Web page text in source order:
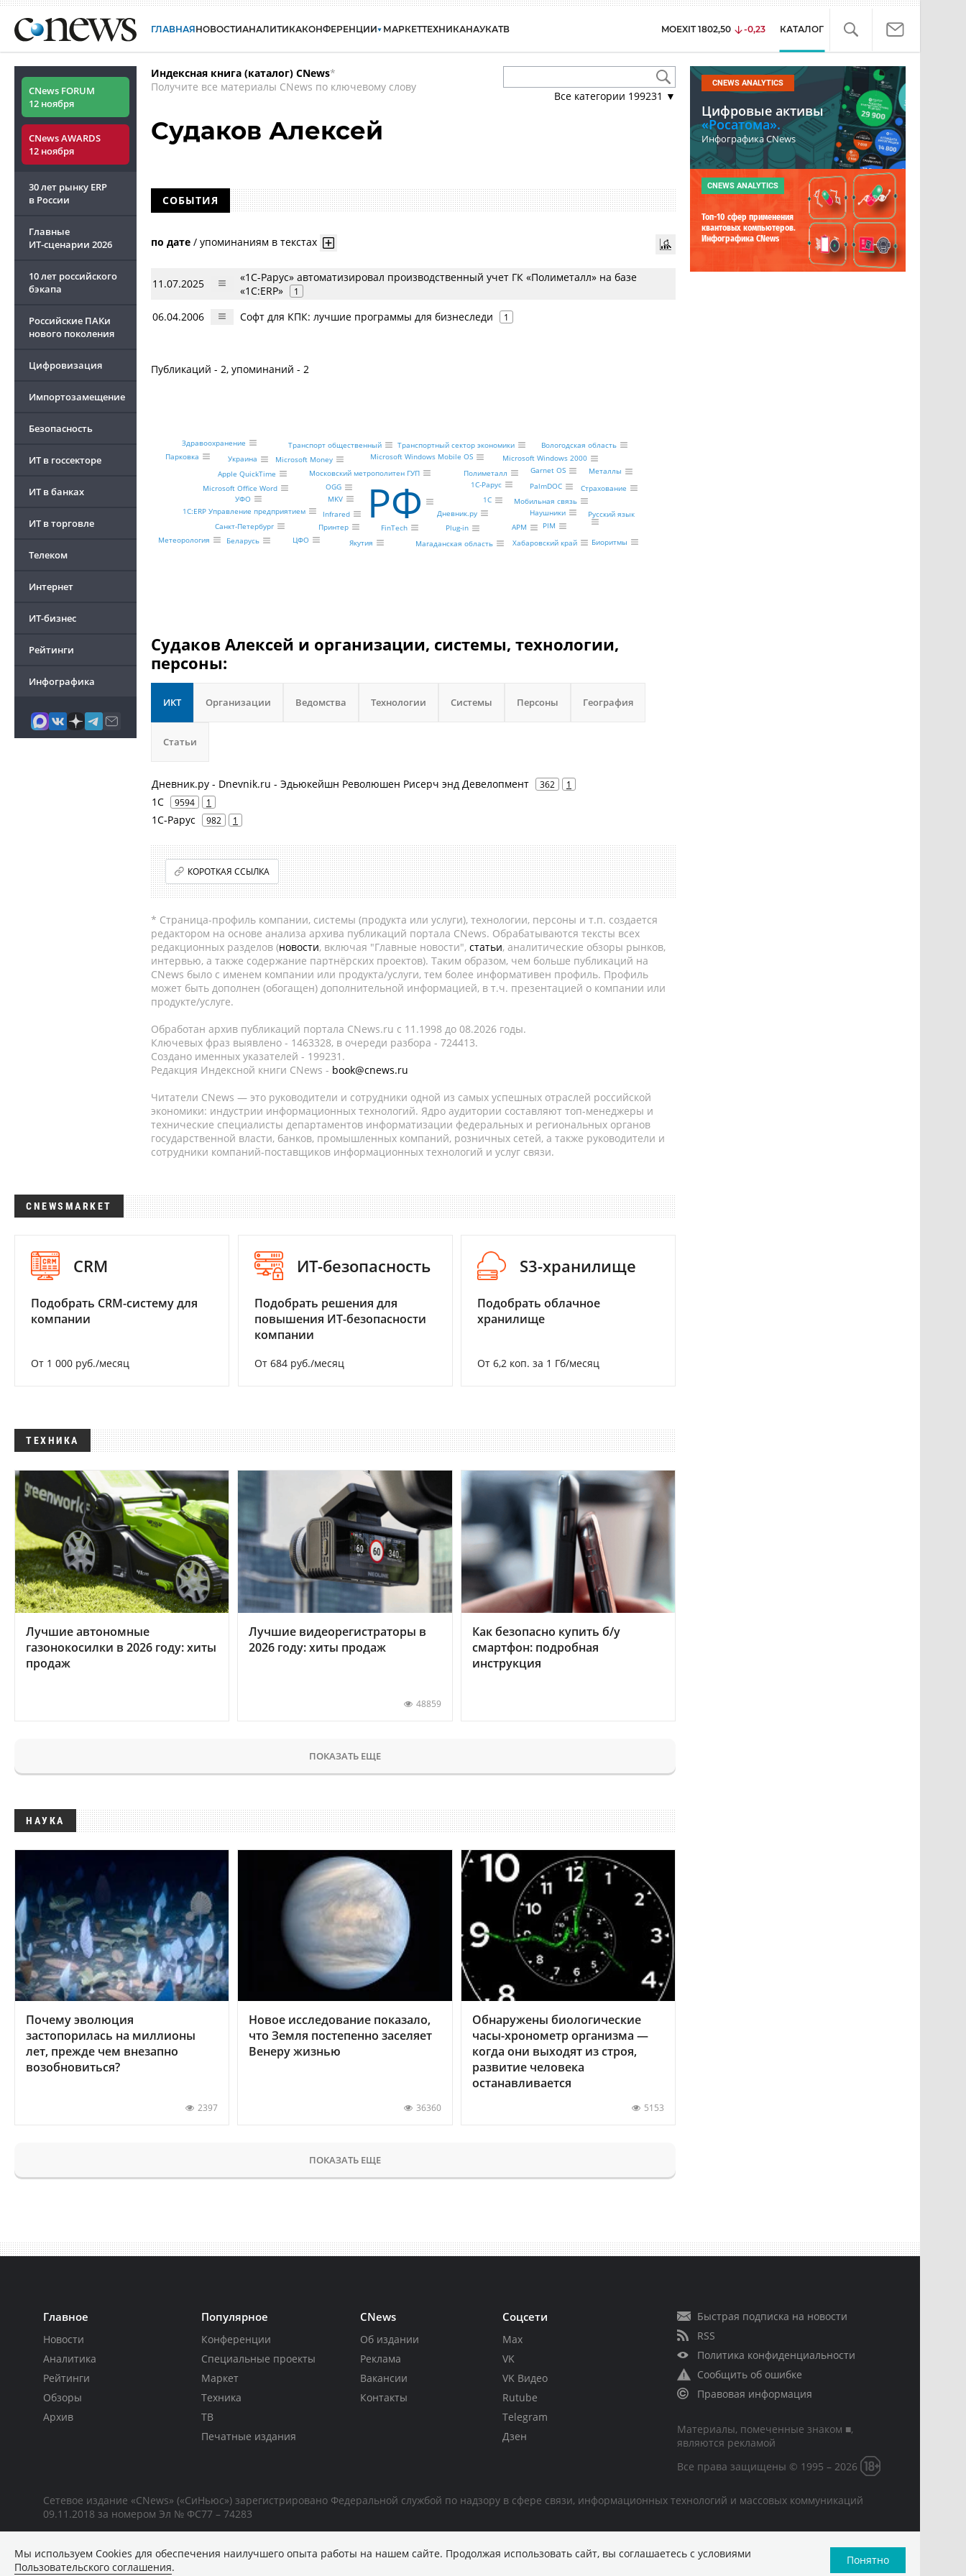
ГЛАВНАЯНОВОСТИАНАЛИТИКАКОНФЕРЕНЦИИ МАРКЕТТЕХНИКАНАУКАТВ MOEXIT 1802,50 -0,23 КАТАЛОГ
CNews FORUM
12 ноября
CNews AWARDS
12 ноября
30 лет рынку ERP
в России
Главные
ИТ-сценарии 2026
10 лет российского
бэкапа
Российские ПАКи
нового поколения
Цифровизация
Импортозамещение
Безопасность
ИТ в госсекторе
ИТ в банках
ИТ в торговле
Телеком
Интернет
ИТ-бизнес
Рейтинги
Инфографика
Индексная книга (каталог) CNews*
Получите все материалы CNews по ключевому слову
Все категории 199231 ▼
Судаков Алексей
СОБЫТИЯ
по дате / упоминаниям в текстах
11.07.2025
«1С-Рарус» автоматизировал производственный учет ГК «Полиметалл» на базе
«1С:ERP»
1
06.04.2006 Софт для КПК: лучшие программы для бизнеследи 1
Публикаций - 2, упоминаний - 2
РФ Дневник.ру
1С
1С-Рарус
Полиметалл
Московский метрополитен ГУП
OGG
MKV
Infrared
Принтер
FinTech Plug-in АРМ
Наушники
PIM
Мобильная связь
Microsoft Windows 2000
Microsoft Windows Mobile OS
PalmDOC
Garnet OS
Microsoft Money
Apple QuickTime
Microsoft Office Word
1С:ERP Управление предприятием
Украина
УФО
Санкт-Петербург
Беларусь
ЦФО Якутия Магаданская область Хабаровский край
Вологодская область
Транспортный сектор экономики
Русский язык
Страхование
Транспорт общественный
Металлы
Здравоохранение
Биоритмы
Парковка
Метеорология
Судаков Алексей и организации, системы, технологии,
персоны:
ИКТ Организации Ведомства Технологии Системы Персоны География
Статьи
Дневник.ру - Dnevnik.ru - Эдьюкейшн Революшен Рисерч энд Девелопмент 362 1
1С 9594 1
1С-Рарус 982 1
КОРОТКАЯ ССЫЛКА
* Страница-профиль компании, системы (продукта или услуги), технологии, персоны и т.п. создается
редактором на основе анализа архива публикаций портала CNews. Обрабатываются тексты всех
редакционных разделов (новости, включая "Главные новости", статьи, аналитические обзоры рынков,
интервью, а также содержание партнёрских проектов). Таким образом, чем больше публикаций на
CNews было с именем компании или продукта/услуги, тем более информативен профиль. Профиль
может быть дополнен (обогащен) дополнительной информацией, в т.ч. презентацией о компании или
продукте/услуге.
Обработан архив публикаций портала CNews.ru c 11.1998 до 08.2026 годы.
Ключевых фраз выявлено - 1463328, в очереди разбора - 724413.
Создано именных указателей - 199231.
Редакция Индексной книги CNews - book@cnews.ru
Читатели CNews — это руководители и сотрудники одной из самых успешных отраслей российской
экономики: индустрии информационных технологий. Ядро аудитории составляют топ-менеджеры и
технические специалисты департаментов информатизации федеральных и региональных органов
государственной власти, банков, промышленных компаний, розничных сетей, а также руководители и
сотрудники компаний-поставщиков информационных технологий и услуг связи.
CNEWSMARKET
CRM
Подобрать CRM-систему для
компании
От 1 000 руб./месяц
ИТ-безопасность
Подобрать решения для
повышения ИТ-безопасности
компании
От 684 руб./месяц
S3-хранилище
Подобрать облачное
хранилище
От 6,2 коп. за 1 Гб/месяц
ТЕХНИКА
Лучшие автономные
газонокосилки в 2026 году: хиты
продаж
Лучшие видеорегистраторы в
2026 году: хиты продаж
48859
Как безопасно купить б/у
смартфон: подробная
инструкция
ПОКАЗАТЬ ЕЩЕ
НАУКА
Почему эволюция
застопорилась на миллионы
лет, прежде чем внезапно
возобновиться?
2397
Новое исследование показало,
что Земля постепенно заселяет
Венеру жизнью
36360
Обнаружены биологические
часы-хронометр организма —
когда они выходят из строя,
развитие человека
останавливается
5153
ПОКАЗАТЬ ЕЩЕ
CNEWS ANALYTICS
Цифровые активы
«Росатома».
Инфографика CNews
CNEWS ANALYTICS
Топ-10 сфер применения
квантовых компьютеров.
Инфографика CNews
Главное
Новости
Аналитика
Рейтинги
Обзоры
Архив
Популярное
Конференции
Специальные проекты
Маркет
Техника
ТВ
Печатные издания
CNews
Об издании
Реклама
Вакансии
Контакты
Соцсети
Max
VK
VK Видео
Rutube
Telegram
Дзен
Быстрая подписка на новости
RSS
Политика конфиденциальности
Сообщить об ошибке
Правовая информация
Материалы, помеченные знаком ■,
являются рекламой
Все права защищены © 1995 – 2026
Сетевое издание «CNews» («СиНьюс») зарегистрировано Федеральной службой по надзору в сфере связи, информационных технологий и массовых коммуникаций
09.11.2018 за номером Эл № ФС77 – 74283
Мы используем Сookies для обеспечения наилучшего опыта работы на нашем сайте. Продолжая использовать сайт, вы соглашаетесь с условиями
Пользовательского соглашения.
Понятно